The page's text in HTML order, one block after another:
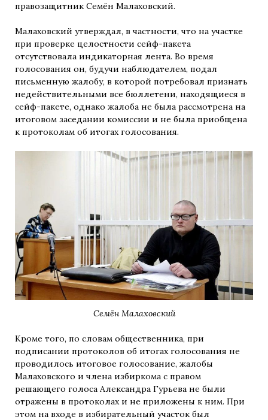
правозащитник Семён Малаховский.
Малаховский утверждал, в частности, что на участке
при проверке целостности сейф-пакета
отсутствовала индикаторная лента. Во время
голосования он, будучи наблюдателем, подал
письменную жалобу, в которой потребовал признать
недействительными все бюллетени, находящиеся в
сейф-пакете, однако жалоба не была рассмотрена на
итоговом заседании комиссии и не была приобщена
к протоколам об итогах голосования.
Семён Малаховский
Кроме того, по словам общественника, при
подписании протоколов об итогах голосования не
проводилось итоговое голосование, жалобы
Малаховского и члена избиркома с правом
решающего голоса Александра Гурьева не были
отражены в протоколах и не приложены к ним. При
этом на входе в избирательный участок был